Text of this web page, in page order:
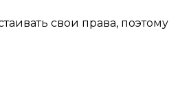
свои права, поэтому